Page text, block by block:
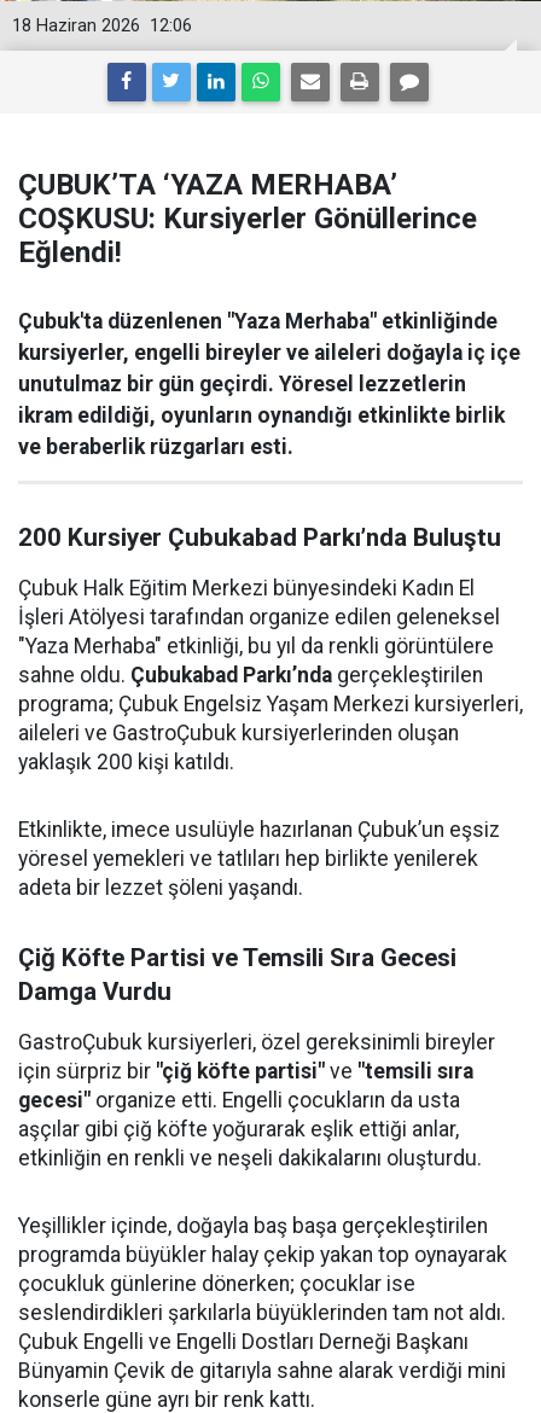
12:06
18 Haziran 2026
ÇUBUK’TA ‘YAZA MERHABA’
COŞKUSU: Kursiyerler Gönüllerince
Eğlendi!
Çubuk'ta düzenlenen "Yaza Merhaba" etkinliğinde
kursiyerler, engelli bireyler ve aileleri doğayla iç içe
unutulmaz bir gün geçirdi. Yöresel lezzetlerin
ikram edildiği, oyunların oynandığı etkinlikte birlik
ve beraberlik rüzgarları esti.
200 Kursiyer Çubukabad Parkı’nda Buluştu
Çubuk Halk Eğitim Merkezi bünyesindeki Kadın El
İşleri Atölyesi tarafından organize edilen geleneksel
"Yaza Merhaba" etkinliği, bu yıl da renkli görüntülere
sahne oldu. Çubukabad Parkı’nda gerçekleştirilen
programa; Çubuk Engelsiz Yaşam Merkezi kursiyerleri,
aileleri ve GastroÇubuk kursiyerlerinden oluşan
yaklaşık 200 kişi katıldı.
Etkinlikte, imece usulüyle hazırlanan Çubuk’un eşsiz
yöresel yemekleri ve tatlıları hep birlikte yenilerek
adeta bir lezzet şöleni yaşandı.
Çiğ Köfte Partisi ve Temsili Sıra Gecesi
Damga Vurdu
GastroÇubuk kursiyerleri, özel gereksinimli bireyler
için sürpriz bir "çiğ köfte partisi" ve "temsili sıra
gecesi" organize etti. Engelli çocukların da usta
aşçılar gibi çiğ köfte yoğurarak eşlik ettiği anlar,
etkinliğin en renkli ve neşeli dakikalarını oluşturdu.
Yeşillikler içinde, doğayla baş başa gerçekleştirilen
programda büyükler halay çekip yakan top oynayarak
çocukluk günlerine dönerken; çocuklar ise
seslendirdikleri şarkılarla büyüklerinden tam not aldı.
Çubuk Engelli ve Engelli Dostları Derneği Başkanı
Bünyamin Çevik de gitarıyla sahne alarak verdiği mini
konserle güne ayrı bir renk kattı.